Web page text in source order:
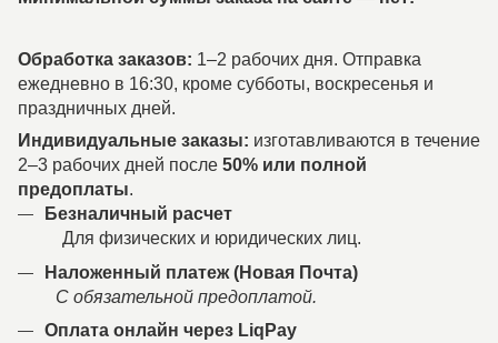
Обработка заказов: 1–2 рабочих дня. Отправка
ежедневно в 16:30, кроме субботы, воскресенья и
праздничных дней.
Индивидуальные заказы: изготавливаются в течение
2–3 рабочих дней после 50% или полной
предоплаты.
Безналичный расчет
Для физических и юридических лиц.
Наложенный платеж (Новая Почта)
С обязательной предоплатой.
Оплата онлайн через LiqPay